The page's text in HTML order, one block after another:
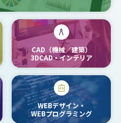
CAD（機械／建築）
3DCAD・インテリア
WEBデザイン・
WEBプログラミング